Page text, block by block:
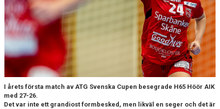
TRÄNINGSTIDER
TABELL
HANDBOLLSLIGANDAM.SE
GAMEDAY-APPEN
I årets första match av ATG Svenska Cupen besegrade H65 Höör AIK
med 27-26.
Det var inte ett grandiost formbesked, men likväl en seger och det är